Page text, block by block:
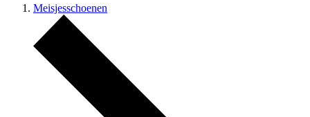
Meisjesschoenen